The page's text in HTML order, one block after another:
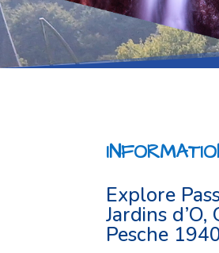
Explore
Jardins
Pesche